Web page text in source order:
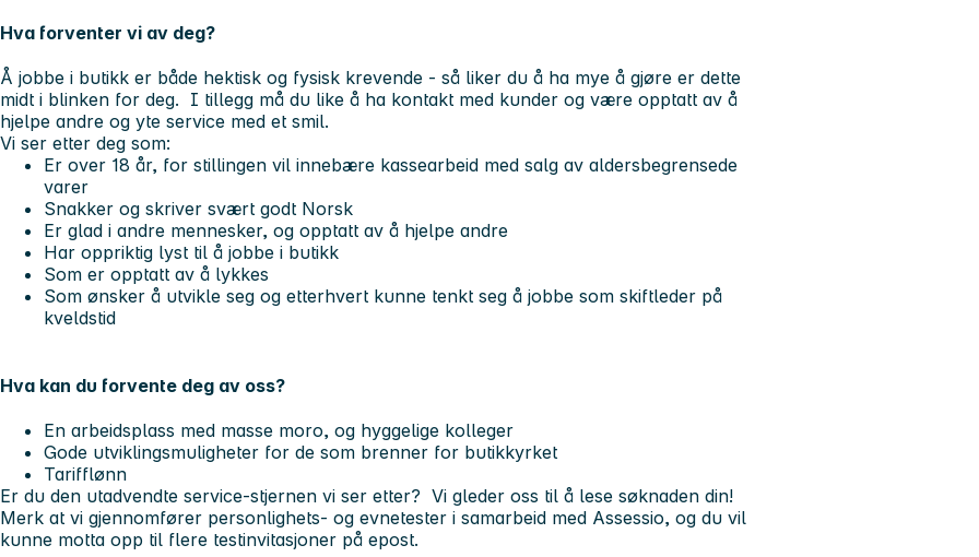
Hva forventer vi av deg?
Å jobbe i butikk er både hektisk og fysisk krevende - så liker du å ha mye å gjøre er dette
midt i blinken for deg. I tillegg må du like å ha kontakt med kunder og være opptatt av å
hjelpe andre og yte service med et smil.
Vi ser etter deg som:
Er over 18 år, for stillingen vil innebære kassearbeid med salg av aldersbegrensede
varer
Snakker og skriver svært godt Norsk
Er glad i andre mennesker, og opptatt av å hjelpe andre
Har oppriktig lyst til å jobbe i butikk
Som er opptatt av å lykkes
Som ønsker å utvikle seg og etterhvert kunne tenkt seg å jobbe som skiftleder på
kveldstid
Hva kan du forvente deg av oss?
En arbeidsplass med masse moro, og hyggelige kolleger
Gode utviklingsmuligheter for de som brenner for butikkyrket
Tarifflønn
Er du den utadvendte service-stjernen vi ser etter? Vi gleder oss til å lese søknaden din!
Merk at vi gjennomfører personlighets- og evnetester i samarbeid med Assessio, og du vil
kunne motta opp til flere testinvitasjoner på epost.